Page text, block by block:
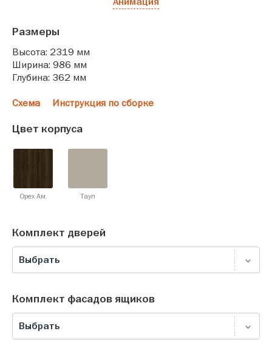
Размеры
Высота: 2319 мм
Ширина: 986 мм
Глубина: 362 мм
Схема Инструкция по сборке
Цвет корпуса
Орех Ам. Тауп
Комплект дверей
Выбрать
Комплект фасадов ящиков
Выбрать